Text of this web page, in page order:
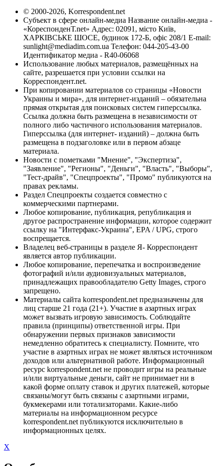
© 2000-2026, Korrespondent.net
Субъект в сфере онлайн-медиа Название онлайн-медиа -
«КореспонденТ.net» Адрес: 02091, місто Київ,
ХАРКІВСЬКЕ ШОСЕ, будинок 172-Б, офіс 208/1 E-mail:
sunlight@mediadim.com.ua Телефон: 044-205-43-00
Идентификатор медиа - R40-06068
Использование любых материалов, размещённых на
сайте, разрешается при условии ссылки на
Корреспондент.net.
При копировании материалов со страницы «Новости
Украины и мира», для интернет-изданий – обязательна
прямая открытая для поисковых систем гиперссылка.
Ссылка должна быть размещена в независимости от
полного либо частичного использования материалов.
Гиперссылка (для интернет- изданий) – должна быть
размещена в подзаголовке или в первом абзаце
материала.
Новости с пометками "Мнение", "Экспертиза",
"Заявление", "Регионы", "Деньги", "Власть", "Выборы",
"Тест-драйв", "Спецпроекты", "Промо" публикуются на
правах рекламы.
Раздел Спецпроекты создается совместно с
коммерческими партнерами.
Любое копирование, публикация, републикация и
другое распространение информации, которое содержит
ссылку на "Интерфакс-Украина", EPA / UPG, строго
воспрещается.
Владелец веб-страницы в разделе Я- Корреспондент
является автор публикации.
Любое копирование, перепечатка и воспроизведение
фотографий и/или аудиовизуальных материалов,
принадлежащих правообладателю Getty Images, строго
запрещено.
Материалы сайта korrespondent.net предназначены для
лиц старше 21 года (21+). Участие в азартных играх
может вызвать игровую зависимость. Соблюдайте
правила (принципы) ответственной игры. При
обнаружении первых признаков зависимости
немедленно обратитесь к специалисту. Помните, что
участие в азартных играх не может являться источником
доходов или альтернативой работе. Информационный
ресурс korrespondent.net не проводит игры на реальные
и/или виртуальные деньги, сайт не принимает ни в
какой форме оплату ставок и других платежей, которые
связаны/могут быть связаны с азартными играми,
букмекерами или тотализаторами. Какие-либо
материалы на информационном ресурсе
korrespondent.net публикуются исключительно в
информационных целях.
X